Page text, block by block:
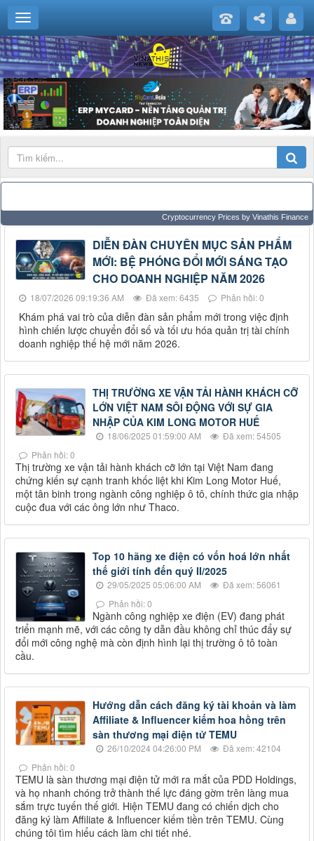
Cryptocurrency Prices by Vinathis Finance
DIỄN ĐÀN CHUYÊN MỤC SẢN PHẨM
MỚI: BỆ PHÓNG ĐỔI MỚI SÁNG TẠO
CHO DOANH NGHIỆP NĂM 2026
18/07/2026 09:19:36 AM Đã xem: 6435 Phản hồi: 0
Khám phá vai trò của diễn đàn sản phẩm mới trong việc định
hình chiến lược chuyển đổi số và tối ưu hóa quản trị tài chính
doanh nghiệp thế hệ mới năm 2026.
THỊ TRƯỜNG XE VẬN TẢI HÀNH KHÁCH CỠ
LỚN VIỆT NAM SÔI ĐỘNG VỚI SỰ GIA
NHẬP CỦA KIM LONG MOTOR HUẾ
18/06/2025 01:59:00 AM
Đã xem: 54505
Phản hồi: 0
Thị trường xe vận tải hành khách cỡ lớn tại Việt Nam đang
chứng kiến sự cạnh tranh khốc liệt khi Kim Long Motor Huế,
một tân binh trong ngành công nghiệp ô tô, chính thức gia nhập
cuộc đua với các ông lớn như Thaco.
Top 10 hãng xe điện có vốn hoá lớn nhất
thế giới tính đến quý II/2025
29/05/2025 05:06:00 AM
Đã xem: 56061
Phản hồi: 0
Ngành công nghiệp xe điện (EV) đang phát
triển mạnh mẽ, với các công ty dẫn đầu không chỉ thúc đẩy sự
đổi mới công nghệ mà còn định hình lại thị trường ô tô toàn
cầu.
Hướng dẫn cách đăng ký tài khoản và làm
Affiliate & Influencer kiếm hoa hồng trên
sàn thương mại điện tử TEMU
26/10/2024 04:26:00 PM
Đã xem: 42104
Phản hồi: 0
TEMU là sàn thương mại điện tử mới ra mắt của PDD Holdings,
và họ nhanh chóng trở thành thế lực đáng gờm trên làng mua
sắm trực tuyến thế giới. Hiện TEMU đang có chiến dịch cho
đăng ký làm Affiliate & Influencer kiếm tiền trên TEMU. Cùng
chúng tôi tìm hiểu cách làm chi tiết nhé.